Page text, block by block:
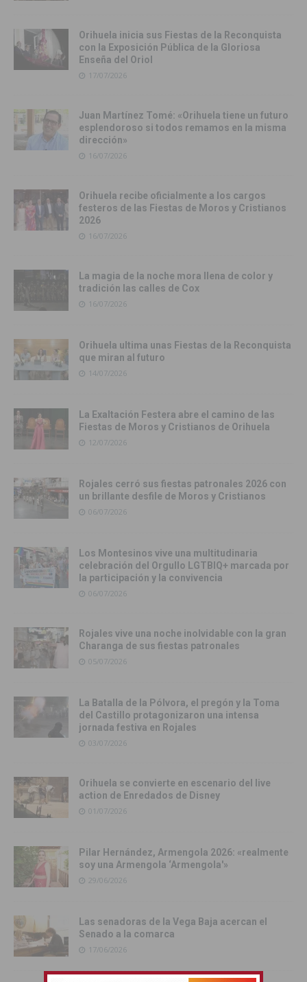
Orihuela inicia sus Fiestas de la Reconquista
con la Exposición Pública de la Gloriosa
Enseña del Oriol
17/07/2026
Juan Martínez Tomé: «Orihuela tiene un futuro
esplendoroso si todos remamos en la misma
dirección»
16/07/2026
Orihuela recibe oficialmente a los cargos
festeros de las Fiestas de Moros y Cristianos
2026
16/07/2026
La magia de la noche mora llena de color y
tradición las calles de Cox
16/07/2026
Orihuela ultima unas Fiestas de la Reconquista
que miran al futuro
14/07/2026
La Exaltación Festera abre el camino de las
Fiestas de Moros y Cristianos de Orihuela
12/07/2026
Rojales cerró sus fiestas patronales 2026 con
un brillante desfile de Moros y Cristianos
06/07/2026
Los Montesinos vive una multitudinaria
celebración del Orgullo LGTBIQ+ marcada por
la participación y la convivencia
06/07/2026
Rojales vive una noche inolvidable con la gran
Charanga de sus fiestas patronales
05/07/2026
La Batalla de la Pólvora, el pregón y la Toma
del Castillo protagonizaron una intensa
jornada festiva en Rojales
03/07/2026
Orihuela se convierte en escenario del live
action de Enredados de Disney
01/07/2026
Pilar Hernández, Armengola 2026: «realmente
soy una Armengola ‘Armengola'»
29/06/2026
Las senadoras de la Vega Baja acercan el
Senado a la comarca
17/06/2026